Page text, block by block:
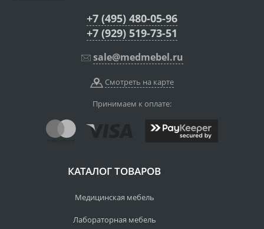
+7 (495) 480-05-96
+7 (929) 519-73-51
sale@medmebel.ru
Смотреть на карте
Принимаем к оплате:
КАТАЛОГ ТОВАРОВ
Медицинская мебель
Лабораторная мебель